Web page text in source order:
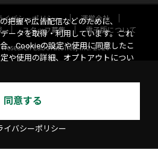
イバシーポリシー
運営会社
スタッフ募集
電子版について
Research Laboratories, Inc. 2026
把握や広告配信などのために、
ータを取得・利用しています。これ
、Cookieの設定や使用に同意したこ
や使用の詳細、オプトアウトについ
同意する
イバシーポリシー